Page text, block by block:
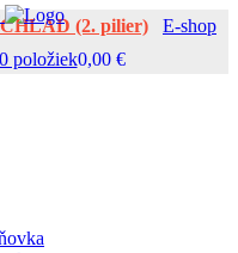
(2. pilier)
E-shop
0 položiek0,00 €